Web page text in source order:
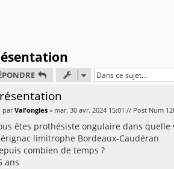
M
e
s
a
g
e
parVal'ongles» mar. 30 avr. 2024 15:01 // Post Num
êtes prothésiste ongulaire dans quelle
limitrophe Bordeaux-Caudéran
combien de temps ?
ans